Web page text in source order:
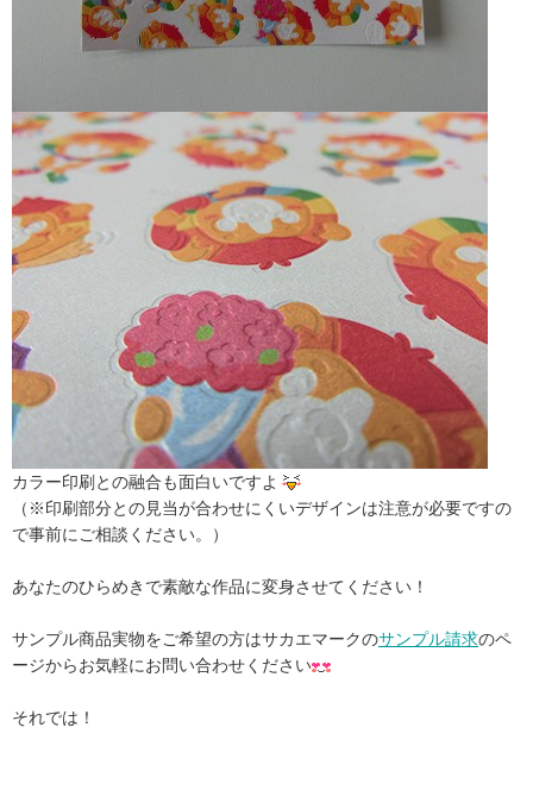
カラー印刷との融合も面白いですよ
（※印刷部分との見当が合わせにくいデザインは注意が必要ですの
で事前にご相談ください。）
あなたのひらめきで素敵な作品に変身させてください！
サンプル商品実物をご希望の方はサカエマークのサンプル請求のペ
ージからお気軽にお問い合わせください
それでは！